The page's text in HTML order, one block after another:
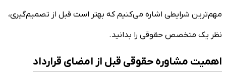
مهم‌ترین شرایطی اشاره می‌کنیم که بهتر است قبل از تصمیم‌گیری،
نظر یک متخصص حقوقی را بدانید.
اهمیت مشاوره حقوقی قبل از امضای قرارداد